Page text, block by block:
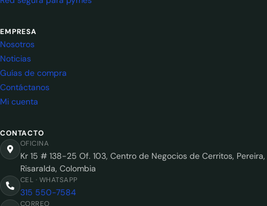
EMPRESA
Nosotros
Noticias
Guías de compra
Contáctanos
Mi cuenta
CONTACTO
OFICINA
Kr 15 # 138-25 Of. 103, Centro de Negocios de Cerritos, Pereira,
Risaralda, Colombia
CEL · WHATSAPP
315 550-7584
CORREO